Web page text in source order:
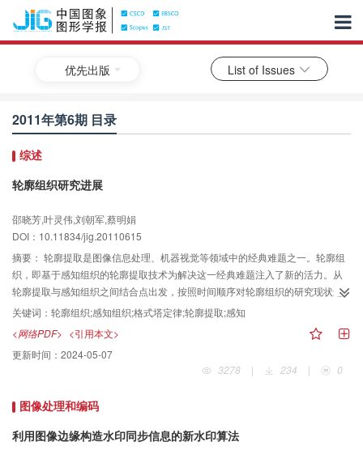
优先出版 List of Issues
2011年第6期 目录
综述
轮廓组织研究进展
邵晓芳,叶灵伟,刘朝军,蔡明娟
DOI：10.11834/jig.20110615
摘要： 轮廓提取是图像信息处理、机器视觉等领域中的经典难题之一。轮廓组
织，即基于感知组织的轮廓提取技术为解决这一经典难题注入了新的活力。从
轮廓提取与感知组织之间结合点出发，按照时间顺序对轮廓组织的研究现状进
行比较,全面总结并分析现有方法的特点和不足，最后指出了进一步研究的发展
关键词： 轮廓组织;感知组织;格式塔定律;轮廓提取;感知
<网络PDF> <引用本文>
更新时间： 2024-05-07
3278
| 234 | 0
图像处理和编码
利用图像边缘构造水印同步信息的新水印算法